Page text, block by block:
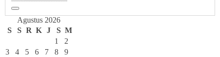
Agustus 2026
S
S R K J S M
1
2
3
4 5 6 7 8
9